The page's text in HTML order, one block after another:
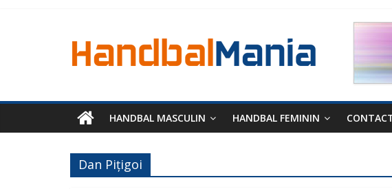
HANDBAL MASCULIN HANDBAL FEMININ
Dan Pițigoi